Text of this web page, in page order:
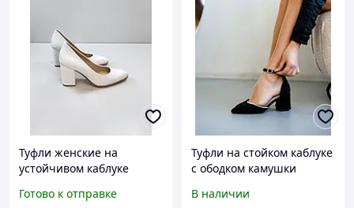
Туфли женские на
устойчивом каблуке
Готово к отправке
Туфли на стойком каблуке
с ободком камушки
В наличии